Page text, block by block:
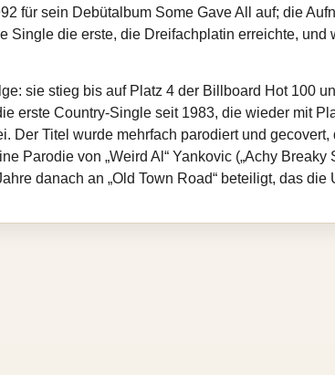
für sein Debütalbum Some Gave All auf; die
Single die erste, die Dreifachplatin erreichte,
sie stieg bis auf Platz 4 der Billboard Hot 100
erste Country‑Single seit 1983, die wieder mit
Der Titel wurde mehrfach parodiert und
Parodie von „Weird Al“ Yankovic („Achy
danach an „Old Town Road“ beteiligt, das die